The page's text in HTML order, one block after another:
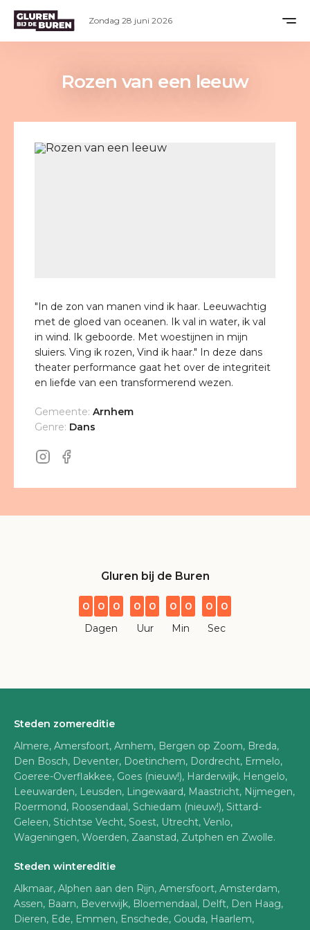
Rozen van een leeuw
"In de zon van manen vind ik haar. Leeuwachtig
met de gloed van oceanen. Ik val in water, ik val
in wind. Ik geboorde. Met woestijnen in mijn
sluiers. Ving ik rozen, Vind ik haar." In deze dans
theater performance gaat het over de integriteit
en liefde van een transformerend wezen.
Gemeente: Arnhem
Genre: Dans
Gluren bij de Buren
0 0 0
Dagen
0 0
Uur
0 0
Min
0 0
Sec
Steden zomereditie
Almere, Amersfoort, Arnhem, Bergen op Zoom, Breda,
Den Bosch, Deventer, Doetinchem, Dordrecht, Ermelo,
Goeree-Overflakkee, Goes (nieuw!), Harderwijk, Hengelo,
Leeuwarden, Leusden, Lingewaard, Maastricht, Nijmegen,
Roermond, Roosendaal, Schiedam (nieuw!), Sittard-
Geleen, Stichtse Vecht, Soest, Utrecht, Venlo,
Wageningen, Woerden, Zaanstad, Zutphen en Zwolle.
Steden wintereditie
Alkmaar, Alphen aan den Rijn, Amersfoort, Amsterdam,
Assen, Baarn, Beverwijk, Bloemendaal, Delft, Den Haag,
Dieren, Ede, Emmen, Enschede, Gouda, Haarlem,
Zondag 28 juni 2026